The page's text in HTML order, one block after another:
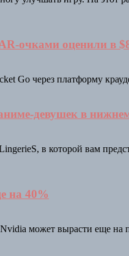
очками оценили в
Go через платформу
девушек в
в которой вам
на 40%
может вырасти еще